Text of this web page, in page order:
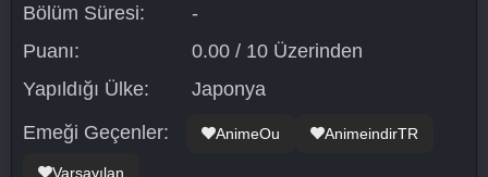
Bölüm Süresi:
-
Puanı:
0.00 / 10 Üzerinden
Yapıldığı Ülke:
Japonya
Emeği Geçenler: AnimeOu AnimeindirTR
Varsayılan